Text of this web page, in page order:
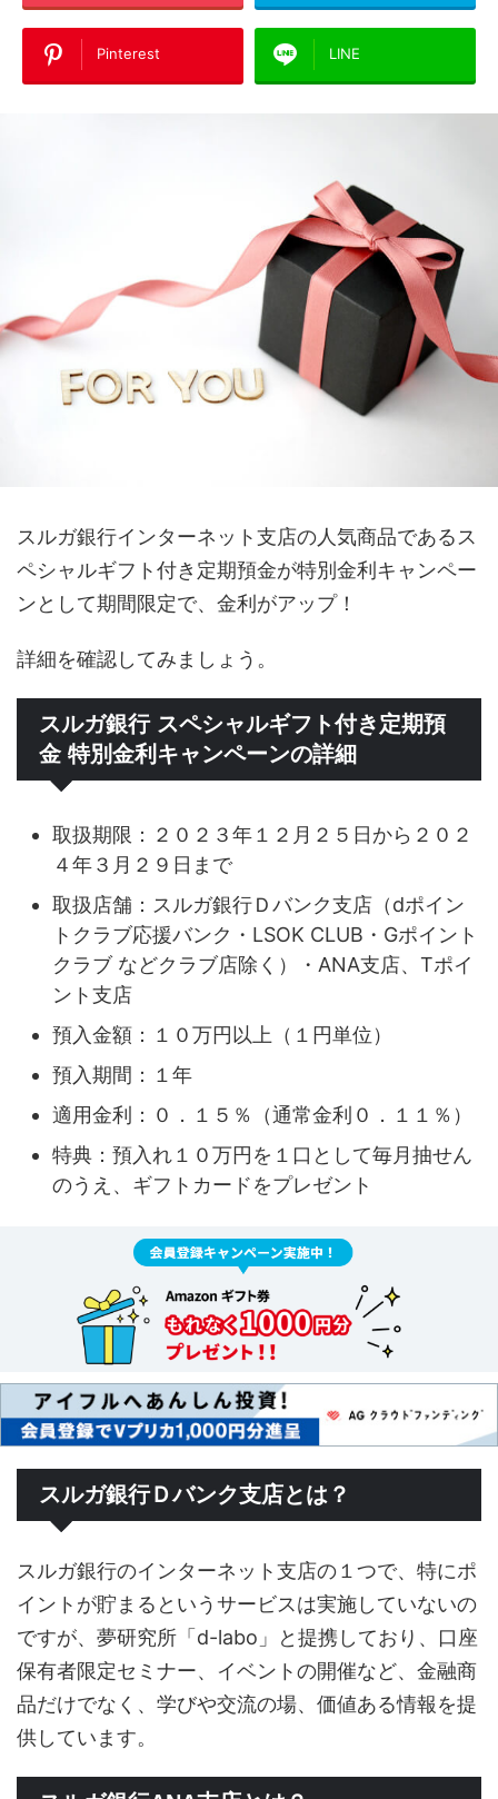
Pinterest LINE
スルガ銀行インターネット支店の人気商品であるス
ペシャルギフト付き定期預金が特別金利キャンペー
ンとして期間限定で、金利がアップ！
詳細を確認してみましょう。
スルガ銀行 スペシャルギフト付き定期預
金 特別金利キャンペーンの詳細
取扱期限：２０２３年１２月２５日から２０２
４年３月２９日まで
取扱店舗：スルガ銀行Ｄバンク支店（dポイン
トクラブ応援バンク・LSOK CLUB・Gポイント
クラブ などクラブ店除く）・ANA支店、Tポイ
ント支店
預入金額：１０万円以上（１円単位）
預入期間：１年
適用金利：０．１５％（通常金利０．１１％）
特典：預入れ１０万円を１口として毎月抽せん
のうえ、ギフトカードをプレゼント
スルガ銀行Ｄバンク支店とは？
スルガ銀行のインターネット支店の１つで、特にポ
イントが貯まるというサービスは実施していないの
ですが、夢研究所「d-labo」と提携しており、口座
保有者限定セミナー、イベントの開催など、金融商
品だけでなく、学びや交流の場、価値ある情報を提
供しています。